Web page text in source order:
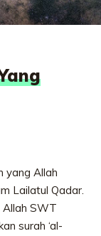
yang Allah
Lailatul Qadar.
SWT
surah ‘al-